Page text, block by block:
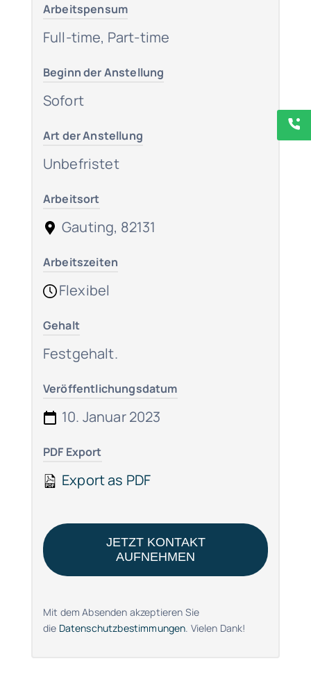
Arbeitspensum
Full-time, Part-time
Beginn der Anstellung
Sofort
Art der Anstellung
Unbefristet
Arbeitsort
Gauting, 82131
Arbeitszeiten
Flexibel
Gehalt
Festgehalt.
Veröffentlichungsdatum
10. Januar 2023
PDF Export
Export as PDF
JETZT KONTAKT
AUFNEHMEN
Mit dem Absenden akzeptieren Sie
die Datenschutzbestimmungen. Vielen Dank!